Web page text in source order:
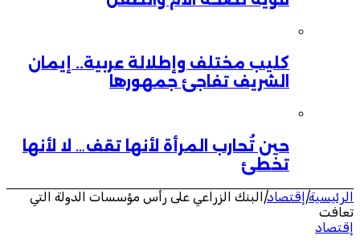
كليب مختلف وإطلالة عربية.. إيمان
الشريف تفاجئ جمهورها
حين تُحارب المرأة لأنها تقف… لا لأنها
تخطئ
الرئيسية| إقتصاد| البنك الزراعي على رأس مؤسسات الدولة التي
تعافت
إقتصاد